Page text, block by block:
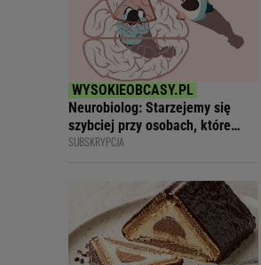
Neurobiolog: Starzejemy się
szybciej przy osobach, które
wywołują stres
SUBSKRYPCJA